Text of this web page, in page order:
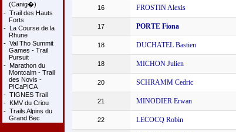
(Canig�)
- Trail des Hauts
Forts
- La Course de la
Rhune
- Val Tho Summit
Games - Trail
Pursuit
- Marathon du
Montcalm - Trail
des Novis -
PICaPICA
- TIGNES Trail
- KMV du Criou
- Trails Alpins du
Grand Bec
16 FROSTIN Alexis
17 PORTE Fiona
18 DUCHATEL Bastien
18 MICHON Julien
20 SCHRAMM Cedric
21 MINODIER Erwan
22 LECOCQ Robin